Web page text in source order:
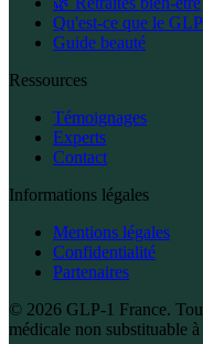
Qu'est-ce que le
Guide beauté
Ressources
Témoignages
Experts
Contact
Informations légales
Mentions légales
Confidentialité
Partenaires
© 2026 GLP-1 France.
médicale non substituable